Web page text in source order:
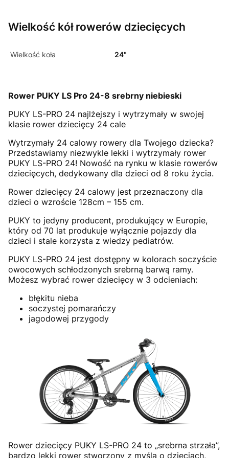
Wielkość kół rowerów dziecięcych
Wielkość koła 24"
Rower PUKY LS Pro 24-8 srebrny niebieski
PUKY LS-PRO 24 najlżejszy i wytrzymały w swojej
klasie rower dziecięcy 24 cale
Wytrzymały 24 calowy rowery dla Twojego dziecka?
Przedstawiamy niezwykle lekki i wytrzymały rower
PUKY LS-PRO 24! Nowość na rynku w klasie rowerów
dziecięcych, dedykowany dla dzieci od 8 roku życia.
Rower dziecięcy 24 calowy jest przeznaczony dla
dzieci o wzroście 128cm – 155 cm.
PUKY to jedyny producent, produkujący w Europie,
który od 70 lat produkuje wyłącznie pojazdy dla
dzieci i stale korzysta z wiedzy pediatrów.
PUKY LS-PRO 24 jest dostępny w kolorach soczyście
owocowych schłodzonych srebrną barwą ramy.
Możesz wybrać rower dziecięcy w 3 odcieniach:
błękitu nieba
soczystej pomarańczy
jagodowej przygody
Rower dziecięcy PUKY LS-PRO 24 to „srebrna strzała”,
bardzo lekki rower stworzony z myślą o dzieciach,